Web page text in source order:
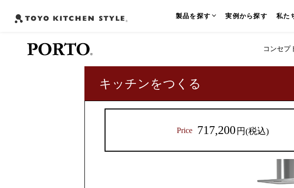
よく検索されるワード
製品を探す 実例から探す 私た
コンセプ
キッチンをつくる
Price 717,200 円(税込)